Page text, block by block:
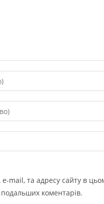
e-mail, та адресу сайту в
подальших коментарів.